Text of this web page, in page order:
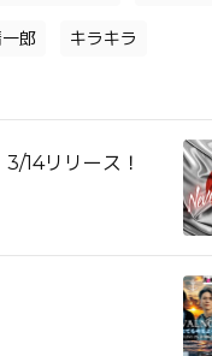
郎 キラキラ
14リリース！